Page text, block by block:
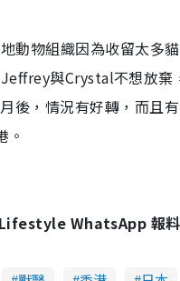
動物組織因為收留太多
與Crystal不想放
後，情況有好轉，而且
。
WhatsApp 報